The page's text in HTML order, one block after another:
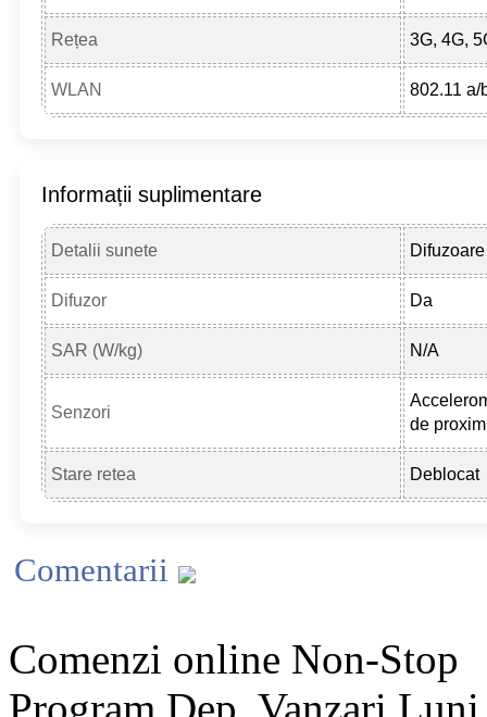
Rețea 3G, 4G,
WLAN 802.11 a/
Informații suplimentare
Detalii sunete
Difuzor Da
SAR (W/kg) N/A
Senzori
de
Stare retea Deblocat
Comentarii
Comenzi online Non-Stop
Program Dep. Vanzari Luni